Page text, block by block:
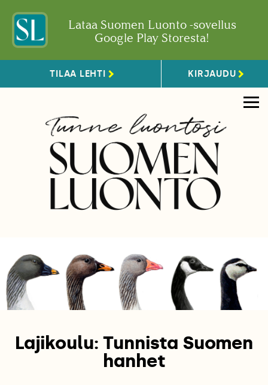
Lataa Suomen Luonto -sovellus
Google Play Storesta!
TILAA LEHTI KIRJAUDU
Lajikoulu: Tunnista Suomen
hanhet